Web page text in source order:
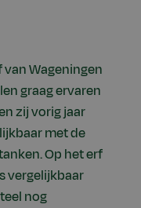
Wageningen
graag ervaren
zij vorig jaar
met de
Op het erf
vergelijkbaar
nog